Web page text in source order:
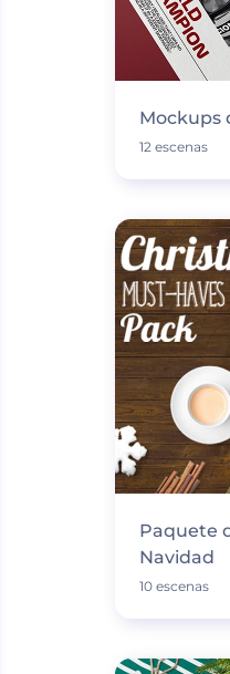
Mockups
12 escenas
Paquete
Navidad
10 escenas